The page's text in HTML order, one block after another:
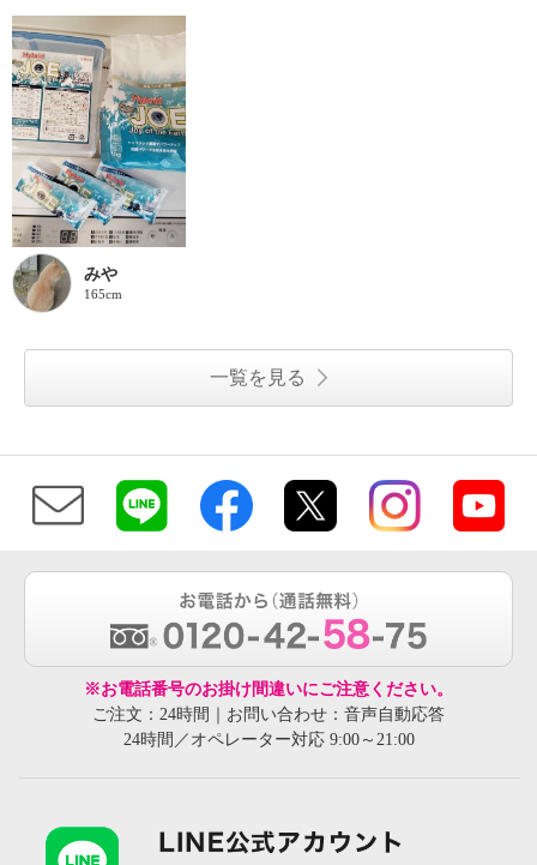
みや
165cm
一覧を見る
※お電話番号のお掛け間違いにご注意ください。
ご注文：24時間｜お問い合わせ：音声自動応答
24時間／オペレーター対応 9:00～21:00